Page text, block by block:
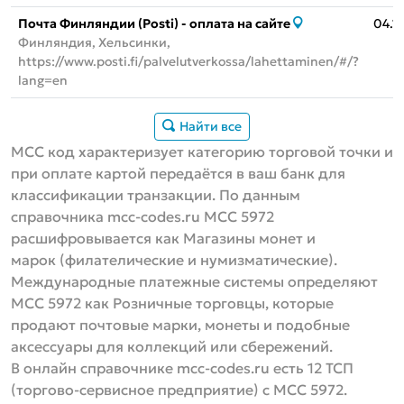
Почта Финляндии (Posti) - оплата на сайте
Финляндия, Хельсинки,
https://www.posti.fi/palvelutverkossa/lahettaminen/#/?
lang=en
Найти все
MCC код характеризует категорию торговой точки и
при оплате картой передаётся в ваш банк для
классификации транзакции. По данным
справочника mcc-codes.ru MCC 5972
расшифровывается как Магазины монет и
марок (филателические и нумизматические).
Международные платежные системы определяют
МСС 5972 как Розничные торговцы, которые
продают почтовые марки, монеты и подобные
аксессуары для коллекций или сбережений.
В онлайн справочнике mcc-codes.ru есть 12 ТСП
(торгово-сервисное предприятие) с MCC 5972.